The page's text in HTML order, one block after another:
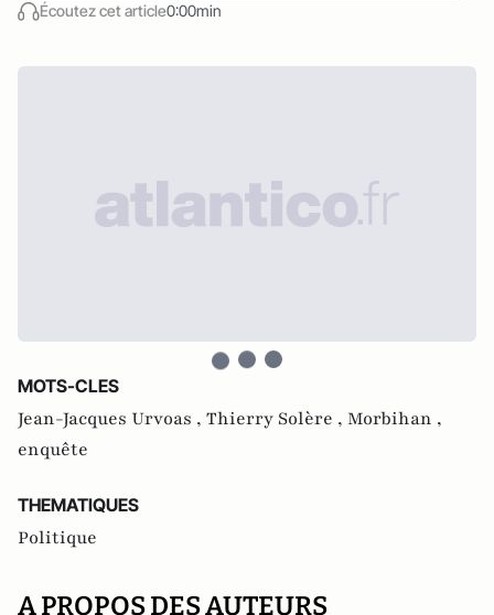
Écoutez cet article0:00min
MOTS-CLES
Jean-Jacques Urvoas , Thierry Solère , Morbihan ,
enquête
THEMATIQUES
Politique
A PROPOS DES AUTEURS